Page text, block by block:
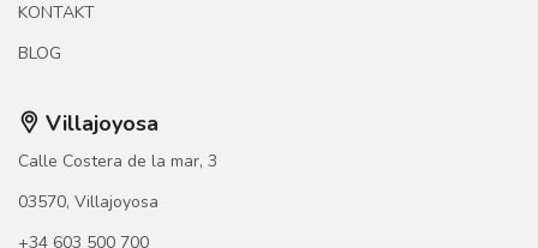
KONTAKT
BLOG
Villajoyosa
Calle Costera de la mar, 3
03570, Villajoyosa
+34 603 500 700